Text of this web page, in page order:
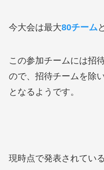
今大会は最大80チーム
この参加チームには招
ので、招待チームを除
となるようです。
現時点で発表されてい